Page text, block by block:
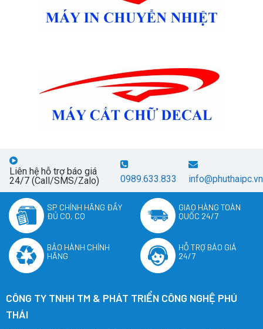
Liên hệ hỗ trợ báo giá
24/7 (Call/SMS/Zalo)
0989.633.833 info@phuthaipc.vn
SP CHÍNH HÃNG ĐẦY
ĐỦ CO, CQ
GIAO HÀNG TOÀN
QUỐC 24/7
BẢO HÀNH CHÍNH
HÃNG
HỖ TRỢ BÁO GIÁ
24/7
CÔNG TY TNHH TM & PHÁT TRIỂN CÔNG NGHỆ PHÚ
THÁI